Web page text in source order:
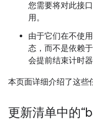
您需要将对此接
用。
由于它们在不使
态，而不是依赖
会提前结束计时
本页面详细介绍了这些
更新清单中的